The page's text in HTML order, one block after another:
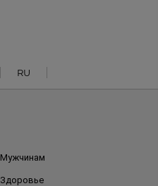
RU
Мужчинам
Здоровье